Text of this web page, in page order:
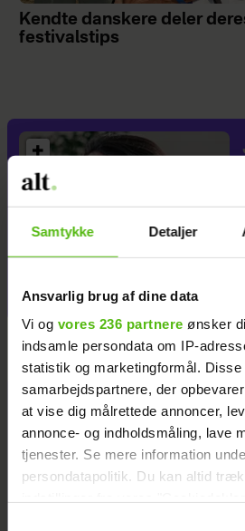
Samtykke Detaljer
Ansvarlig brug af dine data
Vi og vores 236 partnere ønsker
indsamle persondata om IP-
statistik og marketingformål.
samarbejdspartnere, der
at vise dig målrettede annoncer,
annonce- og indholdsmåling, lave
tjenester. Se mere information
persondatapolitik. Du kan altid
Kendte danskere deler
festivalstips